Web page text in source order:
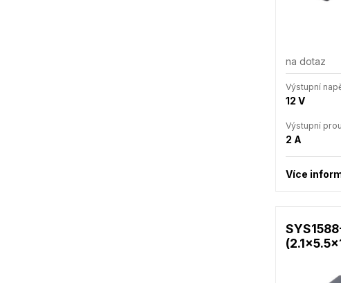
na dotaz
Výstupní
12 V
Výstupní
2 A
Více